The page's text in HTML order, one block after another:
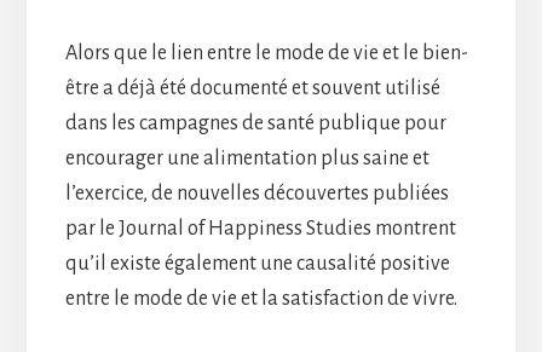
Alors que le lien entre le mode de vie et le bien-
être a déjà été documenté et souvent utilisé
dans les campagnes de santé publique pour
encourager une alimentation plus saine et
l’exercice, de nouvelles découvertes publiées
par le Journal of Happiness Studies montrent
qu’il existe également une causalité positive
entre le mode de vie et la satisfaction de vivre.